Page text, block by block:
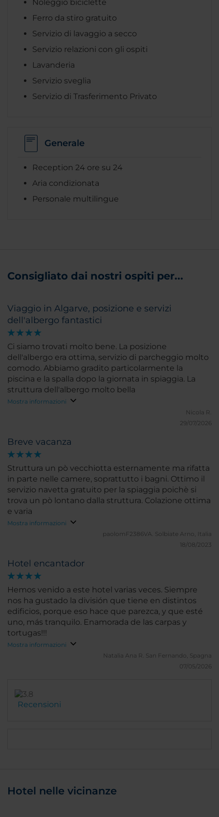
Noleggio biciclette
Ferro da stiro gratuito
Servizio di lavaggio a secco
Servizio relazioni con gli ospiti
Lavanderia
Servizio sveglia
Servizio di Trasferimento Privato
Generale
Reception 24 ore su 24
Aria condizionata
Personale multilingue
Consigliato dai nostri ospiti per...
Viaggio in Algarve, posizione e servizi
dell'albergo fantastici
Ci siamo trovati molto bene. La posizione
dell'albergo era ottima, servizio di parcheggio molto
comodo. Abbiamo gradito particolarmente la
piscina e la spalla dopo la giornata in spiaggia. La
struttura dell'albergo molto bella
Mostra informazioni
Nicola R.
29/07/2026
Breve vacanza
Struttura un pò vecchiotta esternamente ma rifatta
in parte nelle camere, soprattutto i bagni. Ottimo il
servizio navetta gratuito per la spiaggia poichè si
trova un pò lontano dalla struttura. Colazione ottima
e varia
Mostra informazioni
paolomF2386VA. Solbiate Arno, Italia
18/08/2023
Hotel encantador
Hemos venido a este hotel varias veces. Siempre
nos ha gustado la división que tiene en distintos
edificios, porque eso hace que parezca, y que esté
uno, más tranquilo. Enamorada de las carpas y
tortugas!!!
Mostra informazioni
Natalia Ana R. San Fernando, Spagna
07/05/2026
Recensioni
Hotel nelle vicinanze